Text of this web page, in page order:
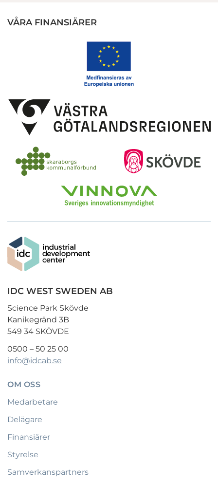
VÅRA FINANSIÄRER
IDC WEST SWEDEN AB
Science Park Skövde
Kanikegränd 3B
549 34 SKÖVDE
0500 – 50 25 00
info@idcab.se
OM OSS
Medarbetare
Delägare
Finansiärer
Styrelse
Samverkanspartners